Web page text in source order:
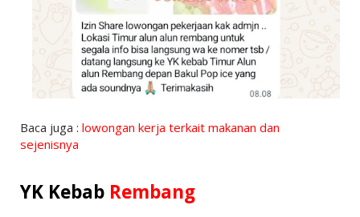
Baca juga : lowongan kerja terkait makanan dan
sejenisnya
YK Kebab Rembang